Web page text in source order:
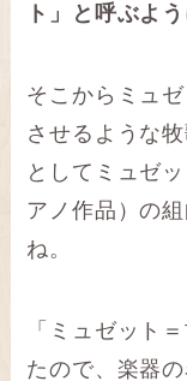
ト」と呼ぶよ
そこからミュ
させるような
としてミュゼ
アノ作品）の
ね。
「ミュゼット
たので、楽器